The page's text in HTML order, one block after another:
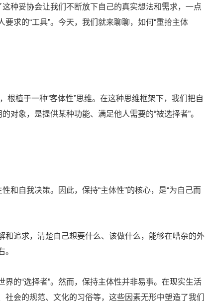
种妥协会让我们不断放下自己的真实想法和需求，一点
求的“工具”。今天，我们就来聊聊，如何“重拾主体
根植于一种“客体性”思维。在这种思维框架下，我们把自
象，是提供某种功能、满足他人需要的“被选择者”。
和自我决策。因此，保持“主体性”的核心，是“为自己而
追求，清楚自己想要什么、该做什么，能够在嘈杂的外
。
的“选择者”。然而，保持主体性并非易事。在现实生活
会的规范、文化的习俗等，这些因素无形中塑造了我们